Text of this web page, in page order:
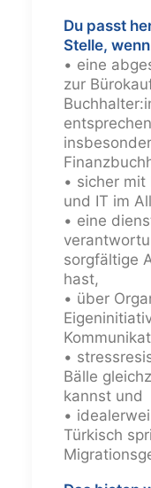
Du passt
Stelle,
• eine
zur
• sicher mit
und IT im
• eine
sorgfältige
hast,
• über
•
Bälle
kannst und
•
Türkisch